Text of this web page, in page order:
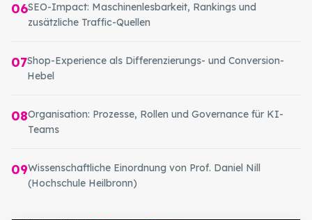
06SEO-Impact: Maschinenlesbarkeit, Rankings und
zusätzliche Traffic-Quellen
07Shop-Experience als Differenzierungs- und Conversion-
Hebel
08Organisation: Prozesse, Rollen und Governance für KI-
Teams
09Wissenschaftliche Einordnung von Prof. Daniel Nill
(Hochschule Heilbronn)